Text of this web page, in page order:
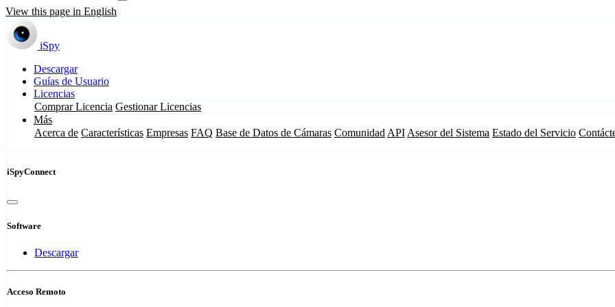
View this page in English
iSpy
Descargar
Guías de Usuario
Licencias
Comprar Licencia Gestionar Licencias
Más
Acerca de Características Empresas FAQ Base de Datos de Cámaras Comunidad API Asesor del Sistema Estado del Servicio
iSpyConnect
Software
Descargar
Acceso Remoto